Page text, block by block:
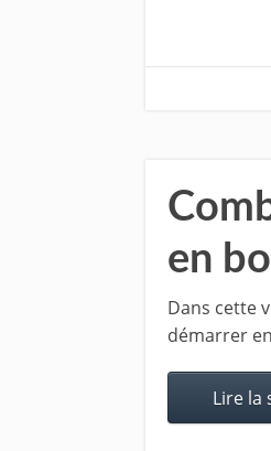
en
Dans cette
démarrer
Lire la